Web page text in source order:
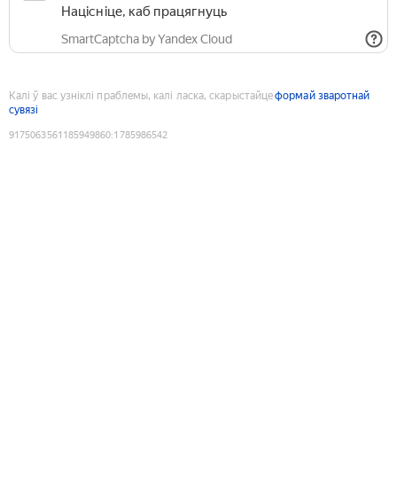
Націсніце, каб працягнуць
SmartCaptcha by Yandex Cloud
Калі ў вас узніклі праблемы, калі ласка, скарыстайцеформай зваротнай
сувязі
9175063561185949860:1785986542